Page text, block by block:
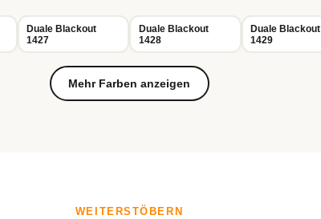
Duale Blackout
1427
Duale Blackout
1428
Duale Blackout
1429
Mehr Farben anzeigen
WEITERSTÖBERN